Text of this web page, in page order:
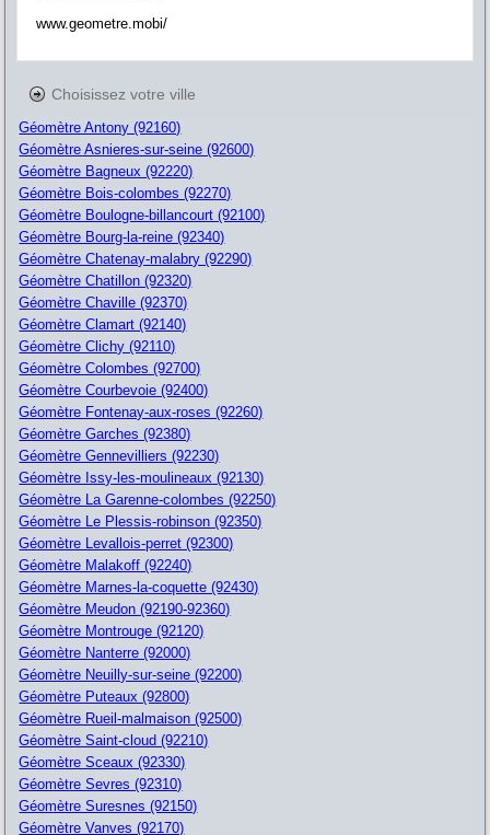
www.geometre.mobi/
Choisissez votre ville
Géomètre Antony (92160)
Géomètre Asnieres-sur-seine (92600)
Géomètre Bagneux (92220)
Géomètre Bois-colombes (92270)
Géomètre Boulogne-billancourt (92100)
Géomètre Bourg-la-reine (92340)
Géomètre Chatenay-malabry (92290)
Géomètre Chatillon (92320)
Géomètre Chaville (92370)
Géomètre Clamart (92140)
Géomètre Clichy (92110)
Géomètre Colombes (92700)
Géomètre Courbevoie (92400)
Géomètre Fontenay-aux-roses (92260)
Géomètre Garches (92380)
Géomètre Gennevilliers (92230)
Géomètre Issy-les-moulineaux (92130)
Géomètre La Garenne-colombes (92250)
Géomètre Le Plessis-robinson (92350)
Géomètre Levallois-perret (92300)
Géomètre Malakoff (92240)
Géomètre Marnes-la-coquette (92430)
Géomètre Meudon (92190-92360)
Géomètre Montrouge (92120)
Géomètre Nanterre (92000)
Géomètre Neuilly-sur-seine (92200)
Géomètre Puteaux (92800)
Géomètre Rueil-malmaison (92500)
Géomètre Saint-cloud (92210)
Géomètre Sceaux (92330)
Géomètre Sevres (92310)
Géomètre Suresnes (92150)
Géomètre Vanves (92170)